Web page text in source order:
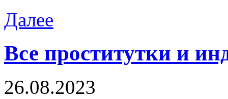
Далее
Все проститутки и
26.08.2023